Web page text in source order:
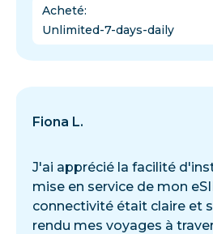
Acheté:
Unlimited-7-days-daily
Fiona L.
J'ai apprécié la facilité
mise en service de mon
connectivité était claire et
rendu mes voyages à